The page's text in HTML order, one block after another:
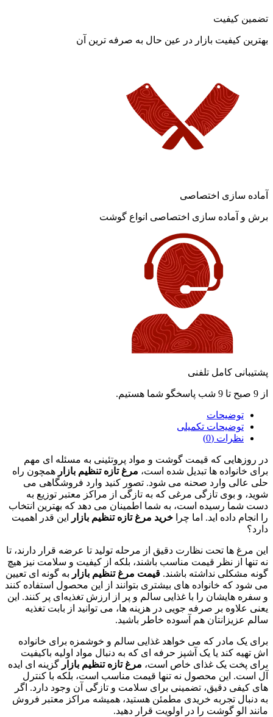
تضمین کیفیت
بهترین کیفیت بازار در عین حال به صرفه ترین آن
آماده سازی اختصاصی
برش و آماده سازی اختصاصی انواع گوشت
پشتیبانی کامل تلفنی
از 9 صبح تا 9 شب پاسخگو شما هستیم.
توضیحات
توضیحات تکمیلی
نظرات (0)
در روزهایی که قیمت گوشت و مواد پروتئینی به مسئله ای مهم
برای خانواده‌ ها تبدیل شده است، مرغ تازه تنظیم بازار همچون راه‌
حلی عالی وارد صحنه می‌ شود. تصور کنید وارد فروشگاهی می‌
شوید، و بوی تازگی مرغی که به‌ تازگی از مراکز معتبر توزیع به
دست شما رسیده است، به شما اطمینان می‌ دهد که بهترین انتخاب
را انجام داده‌ اید. اما چرا خرید مرغ تازه تنظیم بازار
این‌ قدر اهمیت
دارد؟
این مرغ‌ ها تحت نظارت دقیق از مرحله تولید تا عرضه قرار دارند، تا
نه‌ تنها از نظر قیمت مناسب باشند، بلکه از کیفیت و سلامت نیز هیچ‌
گونه مشکلی نداشته باشند. قیمت مرغ تنظیم بازار به گونه‌ ای تعیین
می‌ شود که خانواده‌ های بیشتری بتوانند از این محصول استفاده کنند
و سفره‌ هایشان را با غذایی سالم و پر از ارزش تغذیه‌ای پر کنند. این
یعنی علاوه بر صرفه‌ جویی در هزینه‌ ها، می‌ توانید از بابت تغذیه
سالم عزیزانتان هم آسوده‌ خاطر باشید.
برای یک مادر که می‌ خواهد غذایی سالم و خوشمزه برای خانواده‌
اش تهیه کند یا یک آشپز حرفه‌ ای که به دنبال مواد اولیه باکیفیت
برای پخت یک غذای خاص است، مرغ تازه تنظیم بازار گزینه‌ ای ایده‌
آل است. این محصول نه تنها قیمت مناسب است، بلکه با کنترل‌
های کیفی دقیق، تضمینی برای سلامت و تازگی آن وجود دارد. اگر
به دنبال تجربه خریدی مطمئن هستید، همیشه مراکز معتبر فروش
مانند الو گوشت را در اولویت قرار دهید.